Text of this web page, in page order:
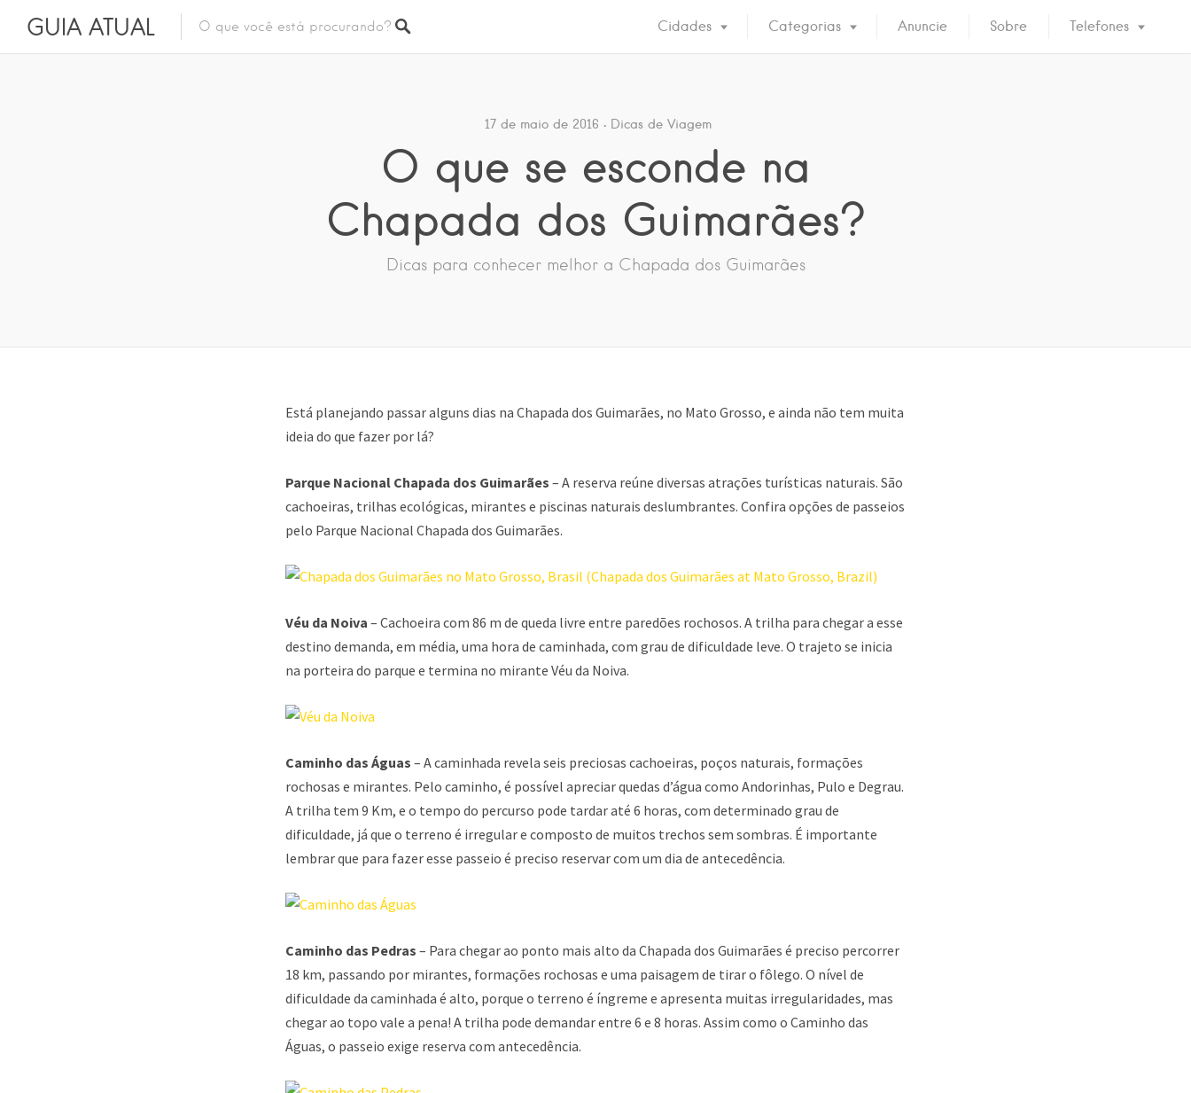
GUIA ATUAL Cidades Categorias Anuncie Sobre Telefones
17 de maio de 2016 Dicas de Viagem
O que se esconde na
Chapada dos Guimarães?
Dicas para conhecer melhor a Chapada dos Guimarães
Está planejando passar alguns dias na Chapada dos Guimarães, no Mato Grosso, e ainda não tem muita
ideia do que fazer por lá?
Parque Nacional Chapada dos Guimarães – A reserva reúne diversas atrações turísticas naturais. São
cachoeiras, trilhas ecológicas, mirantes e piscinas naturais deslumbrantes. Confira opções de passeios
pelo Parque Nacional Chapada dos Guimarães.
Véu da Noiva – Cachoeira com 86 m de queda livre entre paredões rochosos. A trilha para chegar a esse
destino demanda, em média, uma hora de caminhada, com grau de dificuldade leve. O trajeto se inicia
na porteira do parque e termina no mirante Véu da Noiva.
Caminho das Águas – A caminhada revela seis preciosas cachoeiras, poços naturais, formações
rochosas e mirantes. Pelo caminho, é possível apreciar quedas d’água como Andorinhas, Pulo e Degrau.
A trilha tem 9 Km, e o tempo do percurso pode tardar até 6 horas, com determinado grau de
dificuldade, já que o terreno é irregular e composto de muitos trechos sem sombras. É importante
lembrar que para fazer esse passeio é preciso reservar com um dia de antecedência.
Caminho das Pedras – Para chegar ao ponto mais alto da Chapada dos Guimarães é preciso percorrer
18 km, passando por mirantes, formações rochosas e uma paisagem de tirar o fôlego. O nível de
dificuldade da caminhada é alto, porque o terreno é íngreme e apresenta muitas irregularidades, mas
chegar ao topo vale a pena! A trilha pode demandar entre 6 e 8 horas. Assim como o Caminho das
Águas, o passeio exige reserva com antecedência.